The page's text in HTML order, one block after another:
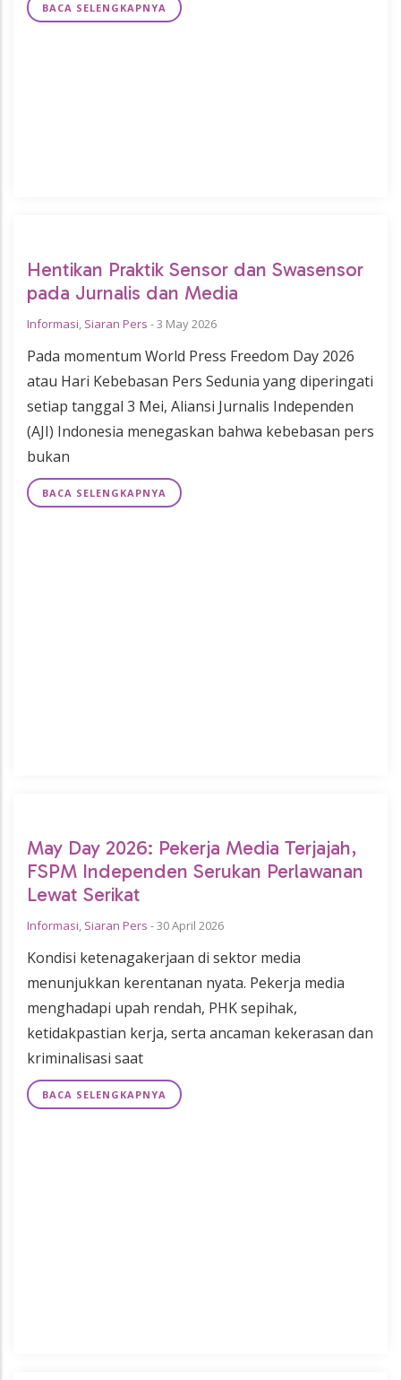
BACA SELENGKAPNYA
Hentikan Praktik Sensor dan Swasensor
pada Jurnalis dan Media
Informasi, Siaran Pers -3 May 2026
Pada momentum World Press Freedom Day 2026
atau Hari Kebebasan Pers Sedunia yang diperingati
setiap tanggal 3 Mei, Aliansi Jurnalis Independen
(AJI) Indonesia menegaskan bahwa kebebasan pers
bukan
BACA SELENGKAPNYA
May Day 2026: Pekerja Media Terjajah,
FSPM Independen Serukan Perlawanan
Lewat Serikat
Informasi, Siaran Pers -30 April 2026
Kondisi ketenagakerjaan di sektor media
menunjukkan kerentanan nyata. Pekerja media
menghadapi upah rendah, PHK sepihak,
ketidakpastian kerja, serta ancaman kekerasan dan
kriminalisasi saat
BACA SELENGKAPNYA